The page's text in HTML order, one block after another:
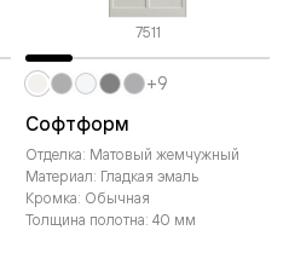
7511
Софтформ
Отделка: Матовый жемчужный
Материал: Гладкая эмаль
Кромка: Обычная
Толщина полотна: 40 мм
+9